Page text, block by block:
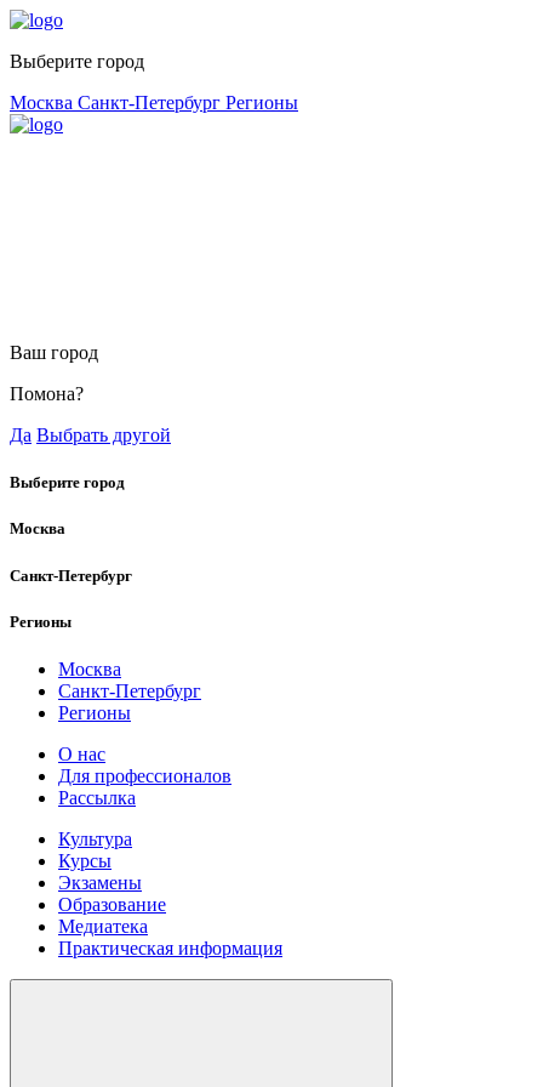
Выберите город
Москва Санкт-Петербург Регионы
Ваш город
Помона?
Да Выбрать другой
Выберите город
Москва
Санкт-Петербург
Регионы
Москва
Санкт-Петербург
Регионы
О нас
Для профессионалов
Рассылка
Культура
Курсы
Экзамены
Образование
Медиатека
Практическая информация